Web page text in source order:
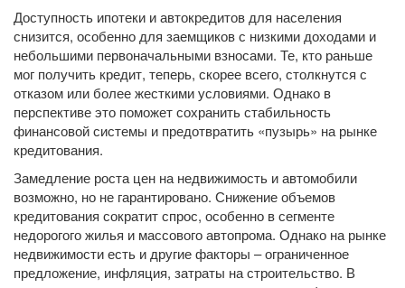
Доступность ипотеки и автокредитов для населения
снизится, особенно для заемщиков с низкими доходами и
небольшими первоначальными взносами. Те, кто раньше
мог получить кредит, теперь, скорее всего, столкнутся с
отказом или более жесткими условиями. Однако в
перспективе это поможет сохранить стабильность
финансовой системы и предотвратить «пузырь» на рынке
кредитования.
Замедление роста цен на недвижимость и автомобили
возможно, но не гарантировано. Снижение объемов
кредитования сократит спрос, особенно в сегменте
недорогого жилья и массового автопрома. Однако на рынке
недвижимости есть и другие факторы – ограниченное
предложение, инфляция, затраты на строительство. В